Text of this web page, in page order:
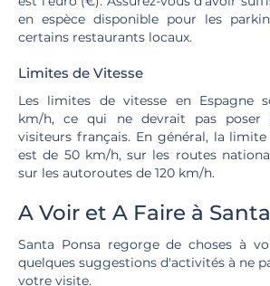
en espèce disponible pour les
certains restaurants locaux.
Limites de Vitesse
Les limites de vitesse en Espagne
km/h, ce qui ne devrait pas poser
visiteurs français. En général, la
est de 50 km/h, sur les routes
sur les autoroutes de 120 km/h.
A Voir et A Faire à
Santa Ponsa regorge de choses à
quelques suggestions d'activités à ne
votre visite.